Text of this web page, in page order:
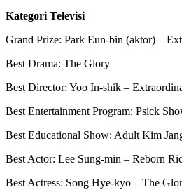
Kategori Televisi
Grand Prize: Park Eun-bin (aktor) –
Best Drama: The Glory
Best Director: Yoo In-shik –
Best Entertainment Program: Psick
Best Educational Show: Adult Kim
Best Actor: Lee Sung-min – Reborn
Best Actress: Song Hye-kyo – The